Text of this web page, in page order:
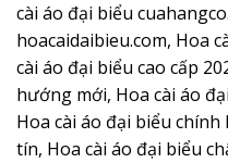
cài áo đại biểu
hoacaidaibieu.com, Hoa
cài áo đại biểu cao cấp
hướng mới, Hoa cài áo
Hoa cài áo đại biểu
tín, Hoa cài áo đại biểu